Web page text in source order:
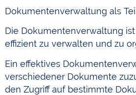
Dokumentenverwaltung als
Die Dokumentenverwaltung
effizient zu verwalten und zu
Ein effektives
verschiedener Dokumente
den Zugriff auf bestimmte